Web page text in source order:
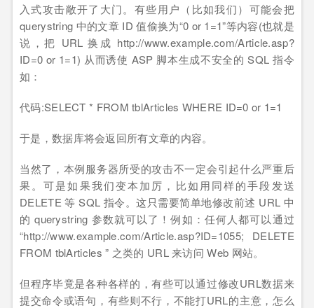
入式攻击敞开了大门。有些用户（比如我们）可能会把
querystring 中的文章 ID 值偷换为“0 or 1=1”等内容(也就是
说，把 URL 换成 http://www.example.com/Article.asp?
ID=0 or 1=1) 从而诱使 ASP 脚本生成不安全的 SQL 指令
如：
代码:SELECT * FROM tblArticles WHERE ID=0 or 1=1
于是，数据库将会返回所有文章的内容。
当然了，本例服务器所受的攻击不一定会引起什么严重后
果。可是如果我们变本加厉，比如用同样的手段发送
DELETE 等 SQL 指令。这只需要简单地修改前述 URL 中
的 querystring 参数就可以了！例如：任何人都可以通过
“http://www.example.com/Article.asp?ID=1055; DELETE
FROM tblArticles ” 之类的 URL 来访问 Web 网站。
但程序毕竟是各种各样的，有些可以通过修改URL数据来
提交命令或语句，有些则不行，不能打URL的主意，怎么